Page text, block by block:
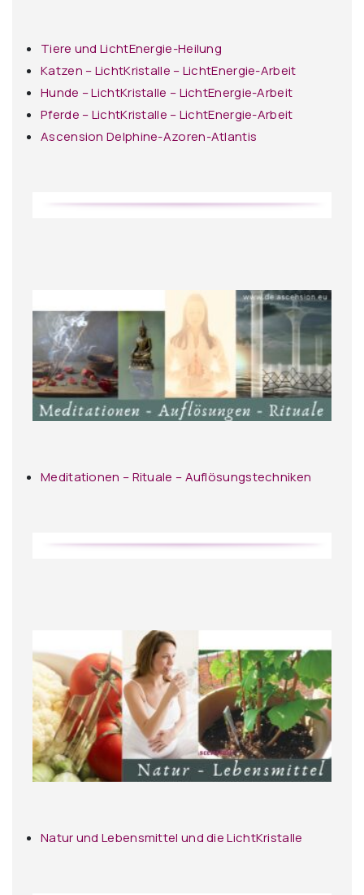
Tiere und LichtEnergie-Heilung
Katzen – LichtKristalle – LichtEnergie-Arbeit
Hunde – LichtKristalle – LichtEnergie-Arbeit
Pferde – LichtKristalle – LichtEnergie-Arbeit
Ascension Delphine-Azoren-Atlantis
Meditationen – Rituale – Auflösungstechniken
Natur und Lebensmittel und die LichtKristalle